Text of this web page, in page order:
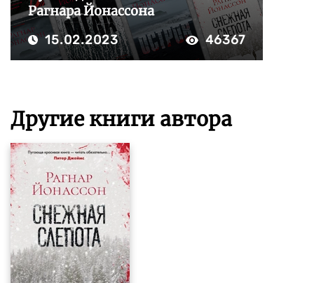
Рагнара Йонассона
15.02.2023 46367
Другие книги автора